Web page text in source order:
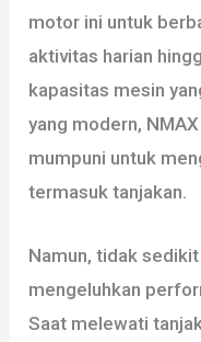
motor ini untuk
aktivitas harian
kapasitas mesin
yang modern,
mumpuni untuk
termasuk tanjakan.
Namun, tidak
mengeluhkan
Saat melewati